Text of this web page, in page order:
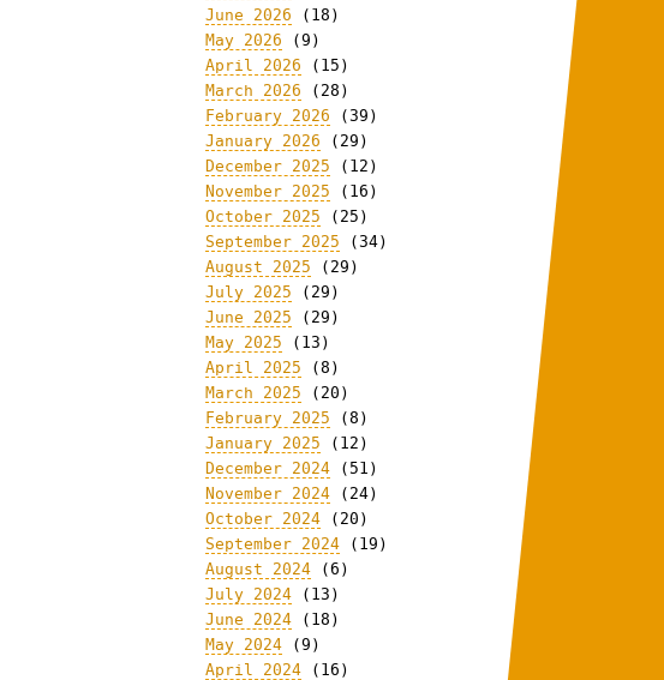
June 2026 (18)
May 2026 (9)
April 2026 (15)
March 2026 (28)
February 2026 (39)
January 2026 (29)
December 2025 (12)
November 2025 (16)
October 2025 (25)
September 2025 (34)
August 2025 (29)
July 2025 (29)
June 2025 (29)
May 2025 (13)
April 2025 (8)
March 2025 (20)
February 2025 (8)
January 2025 (12)
December 2024 (51)
November 2024 (24)
October 2024 (20)
September 2024 (19)
August 2024 (6)
July 2024 (13)
June 2024 (18)
May 2024 (9)
April 2024 (16)